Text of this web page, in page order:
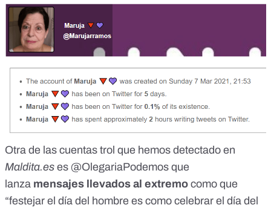
Otra de las cuentas trol que hemos detectado en
Maldita.es es @OlegariaPodemos que
lanza mensajes llevados al extremo como que
“festejar el día del hombre es como celebrar el día del